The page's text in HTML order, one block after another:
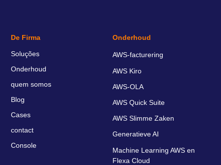
De Firma
Soluções
Onderhoud
quem somos
Blog
Cases
contact
Console
Onderhoud
AWS-facturering
AWS Kiro
AWS-OLA
AWS Quick Suite
AWS Slimme Zaken
Generatieve AI
Machine Learning AWS en
Flexa Cloud